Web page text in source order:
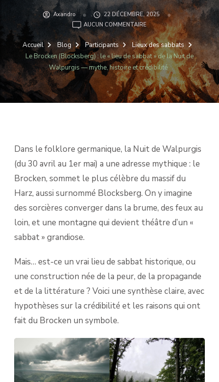
Axandro
22 DÉCEMBRE, 2025
AUCUN COMMENTAIRE LE
BROCKEN
(BLOCKSBERG)
:
LE
«
LIEU
DE
SABBAT
DE
WALPURGIS
MYTHE,
HISTOIRE
CRÉDIBILITÉ
Accueil Blog Participants
Lieux des sabbats
Le Brocken (Blocksberg) : le « lieu de sabbat » de la Nuit de
Walpurgis — mythe, histoire et crédibilité
Dans le folklore germanique, la Nuit de Walpurgis
(du 30 avril au 1er mai) a une adresse mythique : le
Brocken, sommet le plus célèbre du massif du
Harz, aussi surnommé Blocksberg. On y imagine
des sorcières converger dans la brume, des feux au
loin, et une montagne qui devient théâtre d’un «
sabbat » grandiose.
Mais… est-ce un vrai lieu de sabbat historique, ou
une construction née de la peur, de la propagande
et de la littérature ? Voici une synthèse claire, avec
hypothèses sur la crédibilité et les raisons qui ont
fait du Brocken un symbole.